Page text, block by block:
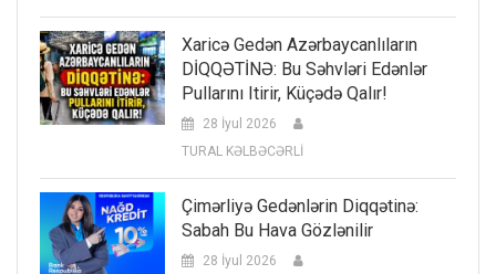
Xaricə Gedən Azərbaycanlıların
DİQQƏTİNƏ: Bu Səhvləri Edənlər
Pullarını Itirir, Küçədə Qalır!
28 İyul 2026
TURAL KƏLBƏCƏRLİ
Çimərliyə Gedənlərin Diqqətinə:
Sabah Bu Hava Gözlənilir
28 İyul 2026